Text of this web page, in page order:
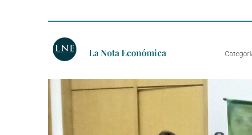
La Nota Económica